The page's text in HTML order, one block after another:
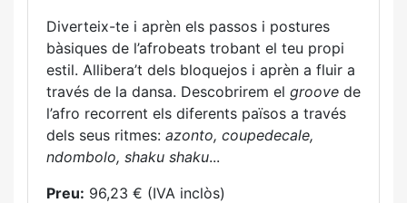
Diverteix-te i aprèn els passos i postures
bàsiques de l’afrobeats trobant el teu propi
estil. Allibera’t dels bloquejos i aprèn a fluir a
través de la dansa. Descobrirem el groove de
l’afro recorrent els diferents països a través
dels seus ritmes: azonto, coupedecale,
ndombolo, shaku shaku...
Preu: 96,23 € (IVA inclòs)